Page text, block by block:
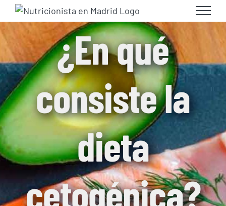
Skip
to
content
¿En qué
consiste la
dieta
cetogénica?